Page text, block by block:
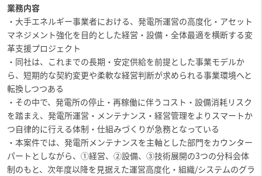
業務内容
・大手エネルギー事業者における、発電所運営の高度化・アセット
マネジメント強化を目的とした経営・設備・全体最適を横断する変
革支援プロジェクト
・同社は、これまでの長期・安定供給を前提とした事業モデルか
ら、短期的な契約変更や柔軟な経営判断が求められる事業環境へと
転換しつつある
・その中で、発電所の停止・再稼働に伴うコスト・設備消耗リスク
を踏まえ、発電所運営・メンテナンス・経営管理をよりスマートか
つ自律的に行える体制・仕組みづくりが急務となっている
・本案件では、発電所メンテナンスを主軸とした部門をカウンター
パートとしながら、①経営、②設備、③技術展開の3つの分科会体
制のもと、次年度以降を見据えた運営高度化・組織/システムのグラ